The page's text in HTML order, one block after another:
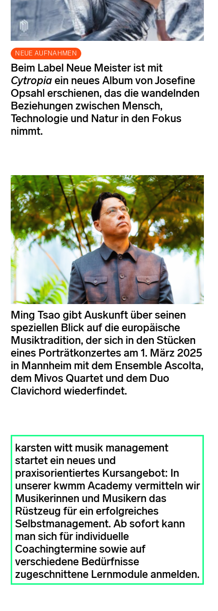
NEUE AUFNAHMEN
Beim Label Neue Meister ist mit
Cytropiaein neues Album von Josefine
Opsahl erschienen, das die wandelnden
Beziehungen zwischen Mensch,
Technologie und Natur in den Fokus
nimmt.
Ming Tsao gibt Auskunft über seinen
speziellen Blick auf die europäische
Musiktradition, der sich in den Stücken
eines Porträtkonzertes am 1. März 2025
in Mannheim mit dem Ensemble Ascolta,
dem Mivos Quartet und dem Duo
Clavichord wiederfindet.
karsten witt musik management
startet ein neues und
praxisorientiertes Kursangebot: In
unserer kwmm Academy vermitteln wir
Musikerinnen und Musikern das
Rüstzeug für ein erfolgreiches
Selbstmanagement. Ab sofort kann
man sich für individuelle
Coachingtermine sowie auf
verschiedene Bedürfnisse
zugeschnittene Lernmodule anmelden.